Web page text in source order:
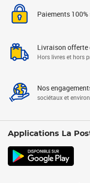
Paiements
Livraison offerte
Hors livres et hors
Nos
sociétaux et
Applications La